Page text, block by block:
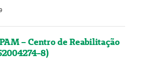
– Centro de Reabilitação
8)